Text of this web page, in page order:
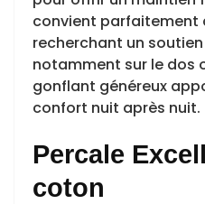
convient parfaitement
recherchant un
notamment sur le dos
gonflant généreux
confort nuit après nuit.
Percale
coton